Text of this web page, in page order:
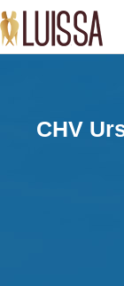
CHV